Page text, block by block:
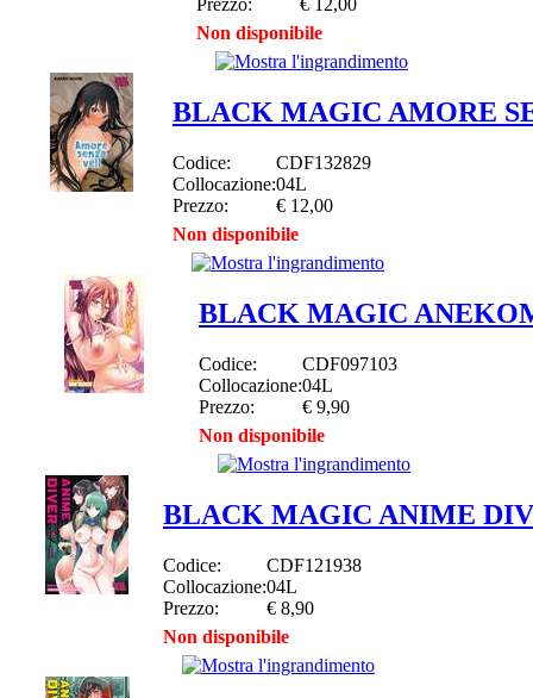
Prezzo:
€ 12,00
Non disponibile
BLACK MAGIC AMORE
Codice:
CDF132829
Collocazione:04L
Prezzo:
€ 12,00
Non disponibile
BLACK MAGIC
Codice:
CDF097103
Collocazione:04L
Prezzo:
€ 9,90
Non disponibile
BLACK MAGIC ANIME
Codice:
CDF121938
Collocazione:04L
Prezzo:
€ 8,90
Non disponibile